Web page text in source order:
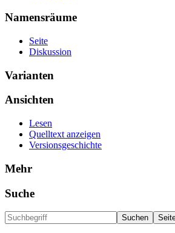
Namensräume
Seite
Diskussion
Varianten
Ansichten
Lesen
Quelltext anzeigen
Versionsgeschichte
Mehr
Suche